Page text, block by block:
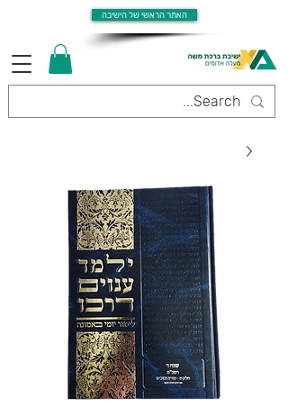
האתר הראשי של הישיבה